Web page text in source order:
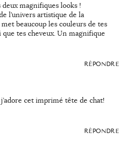
magnifiques looks !
l’univers artistique de la
beaucoup les couleurs de tes
tes cheveux. Un magnifique
RÉPONDRE
cet imprimé tête de chat!
RÉPONDRE